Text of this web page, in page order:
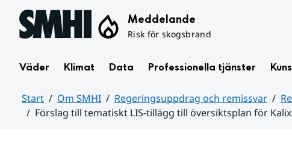
Hoppa till sidans innehåll Meddelande
Risk för skogsbrand
Väder Klimat Data Professionella tjänster
Start Om SMHI Regeringsuppdrag och remissvar
Förslag till tematiskt LIS-tillägg till översiktsplan för